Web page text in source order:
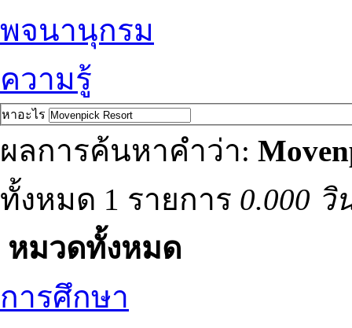
พจนานุกรม
ความรู้
หาอะไร
ผลการค้นหาคำว่า:
ทั้งหมด 1 รายการ 0.000 วิ
หมวดทั้งหมด
การศึกษา